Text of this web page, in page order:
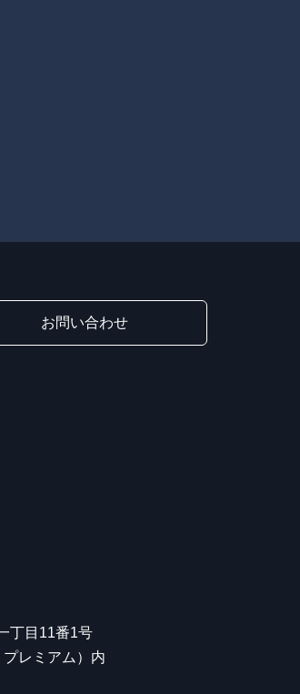
お問い合わせ
丁目11番1号
レミアム）内